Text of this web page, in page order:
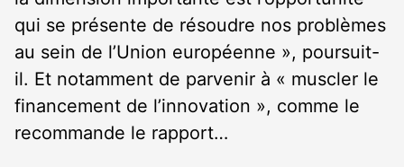
qui se présente de résoudre nos problèmes
au sein de l’Union européenne », poursuit-
il. Et notamment de parvenir à « muscler le
financement de l’innovation », comme le
recommande le rapport…